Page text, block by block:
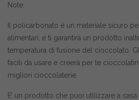
Note:
Il policarbonato è un materiale sicuro
alimentari, e ti garantirà un prodotto
temperatura di fusione del cioccolato.
facili da usare e creerà per te
migliori cioccolaterie.
E’ un prodotto che puoi utilizzare a casa